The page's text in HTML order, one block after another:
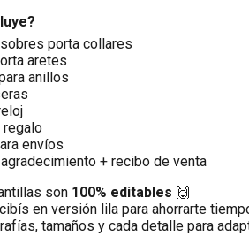
porta collares
aretes
anillos
regalo
envíos
agradecimiento + recibo de venta
son 100% editables 🙌
en versión lila para ahorrarte
tamaños y cada detalle para